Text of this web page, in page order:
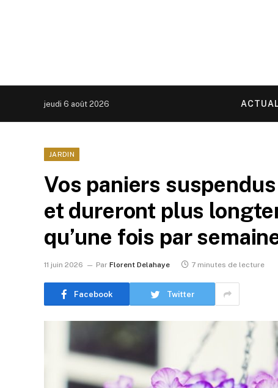
jeudi 6 août 2026
JARDIN
Vos paniers
et dureront plus
qu’une fois par
11 juin 2026 Par Florent Delahaye 7 minutes de lecture
Facebook Twitter